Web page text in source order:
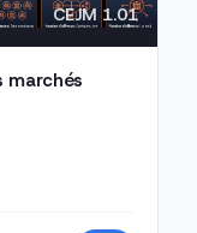
CEJM 1.01
marchés